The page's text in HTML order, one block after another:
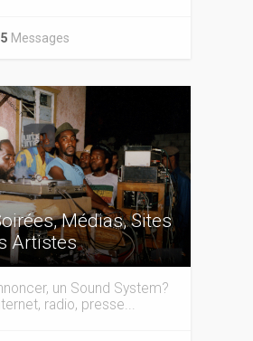
Messages
Médias, Sites
Artistes
un Sound System?
radio, presse...